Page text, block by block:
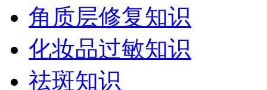
角质层修复知识
化妆品过敏知识
祛斑知识